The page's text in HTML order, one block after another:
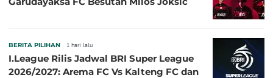
BERITA PILIHAN 1 hari lalu
I.League Rilis Jadwal BRI Super League
2026/2027: Arema FC Vs Kalteng FC dan